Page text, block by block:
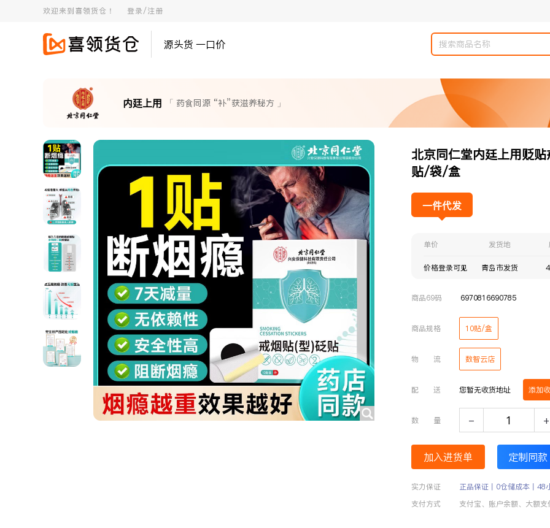
欢迎来到喜领货仓！ 登录/注册
源头货 一口价
内廷上用 「 药食同源 “补”获滋养秘方 」
北京同仁堂内廷上用贬
贴/袋/盒
一件代发
单价 发货地
价格登录可见 青岛市发货
商品69码 6970816690785
商品规格 10贴/盒
物 流 数智云店
配 送 您暂无收货地址 添加
数 量 - +
加入进货单 定制同款
实力保证
正品保证丨0仓储成本丨48
支付方式
支付宝、账户余额、大额支